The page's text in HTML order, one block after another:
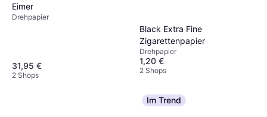
Eimer
Drehpapier
31,95 €
2 Shops
Black Extra Fine
Zigarettenpapier
Drehpapier
1,20 €
2 Shops
Im Trend